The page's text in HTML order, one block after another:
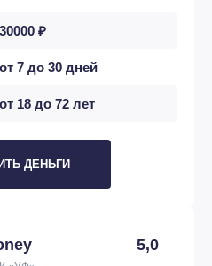
30000 ₽
от 7 до 30 дней
от 18 до 72 лет
ДЕНЬГИ
5,0